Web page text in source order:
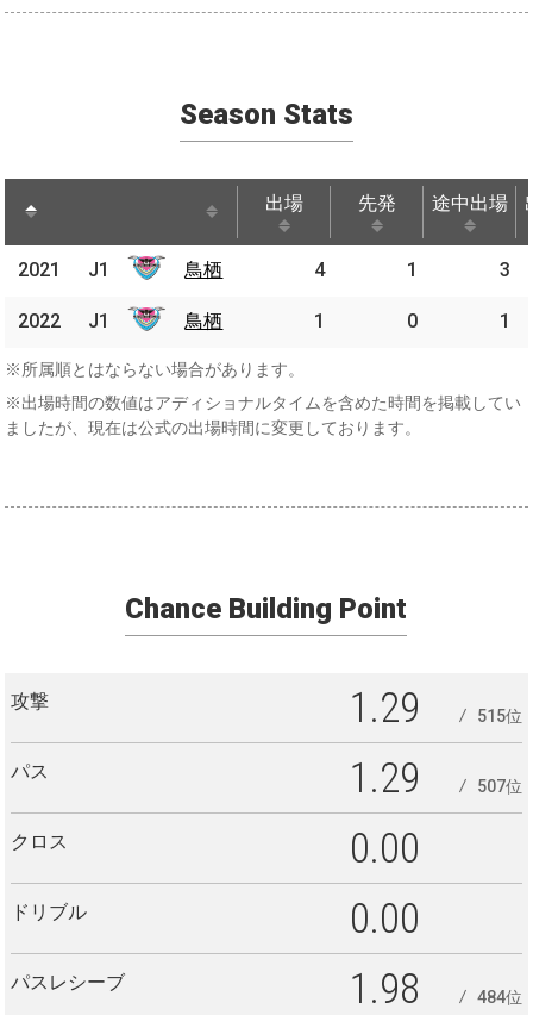
Season Stats
出場 先発 途中出場
途中出場
2021 鳥栖 4 1 3
2022 鳥栖 1 0 1
2021 J1 鳥栖
2022 J1 鳥栖
※所属順とはならない場合があります。
※出場時間の数値はアディショナルタイムを含めた時間を掲載してい
ましたが、現在は公式の出場時間に変更しております。
Chance Building Point
攻撃 1.29 515位
パス 1.29 507位
クロス 0.00
ドリブル 0.00
パスレシーブ 1.98 484位